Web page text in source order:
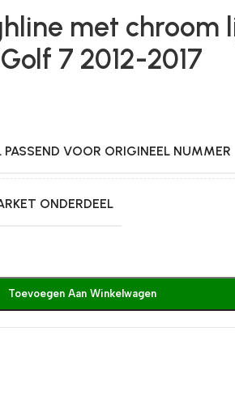
met chroom
7 2012-2017
VOOR ORIGINEEL NUMMER
ONDERDEEL
Toevoegen Aan Winkelwagen